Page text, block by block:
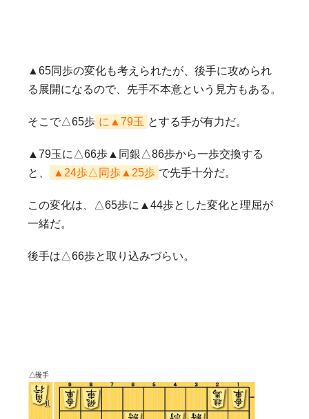
▲65同歩の変化も考えられたが、後手に攻められ
る展開になるので、先手不本意という見方もある。
そこで△65歩 に▲79玉 とする手が有力だ。
▲79玉に△66歩▲同銀△86歩から一歩交換する
と、
▲24歩△同歩▲25歩 で先手十分だ。
この変化は、△65歩に▲44歩とした変化と理屈が
一緒だ。
後手は△66歩と取り込みづらい。